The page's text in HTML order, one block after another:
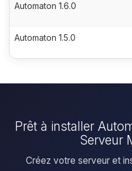
Automaton 1.6.0
Automaton 1.5.0
Prêt à installer
Serveur
Créez votre serveur et